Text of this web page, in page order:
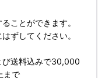
ことができます。
ずしてください。
び送料込みで30,000
まで